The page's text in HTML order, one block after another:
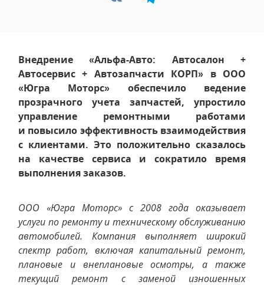
Внедрение «Альфа-Авто: Автосалон +
Автосервис + Автозапчасти КОРП» в ООО
«Югра Моторс» обеспечило ведение
прозрачного учета запчастей, упростило
управление ремонтными работами
и повысило эффективность взаимодействия
с клиентами. Это положительно сказалось
на качестве сервиса и сократило время
выполнения заказов.
ООО «Югра Моторс» с 2008 года оказывает
услуги по ремонту и техническому обслуживанию
автомобилей. Компания выполняет широкий
спектр работ, включая капитальный ремонт,
плановые и внеплановые осмотры, а также
текущий ремонт с заменой изношенных